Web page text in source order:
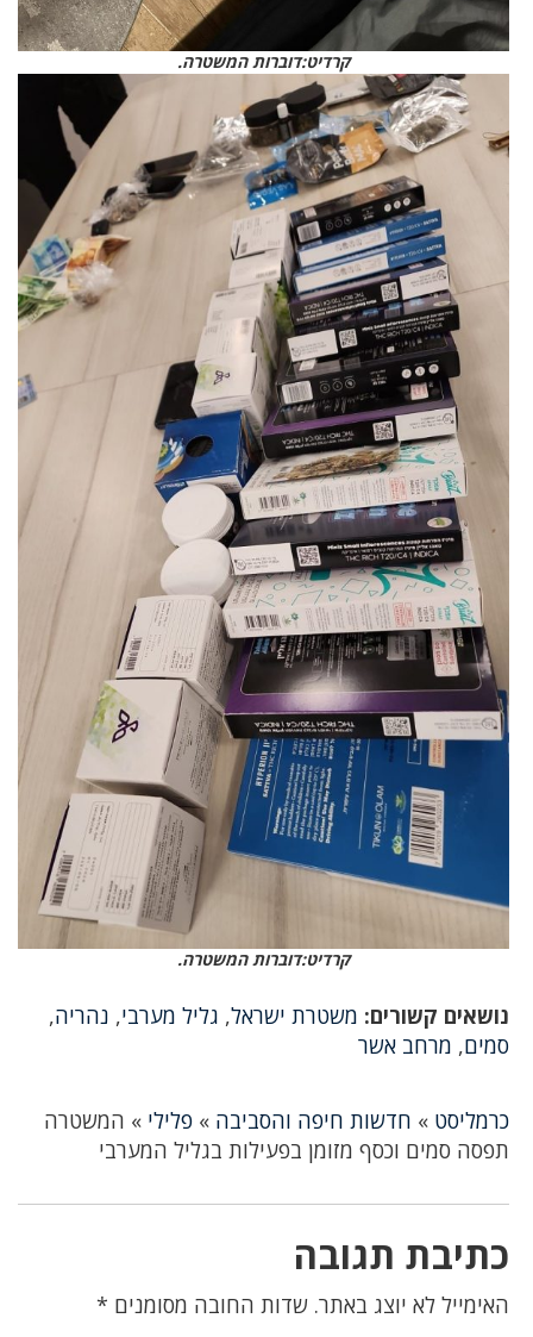
קרדיט:דוברות המשטרה.
קרדיט:דוברות המשטרה.
נושאים קשורים: משטרת ישראל, גליל מערבי, נהריה,
סמים, מרחב אשר
כרמליסט » חדשות חיפה והסביבה » פלילי » המשטרה
תפסה סמים וכסף מזומן בפעילות בגליל המערבי
כתיבת תגובה
האימייל לא יוצג באתר. שדות החובה מסומנים *